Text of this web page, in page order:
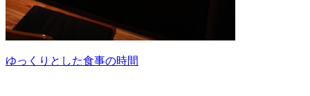
ゆっくりとした食事の時間